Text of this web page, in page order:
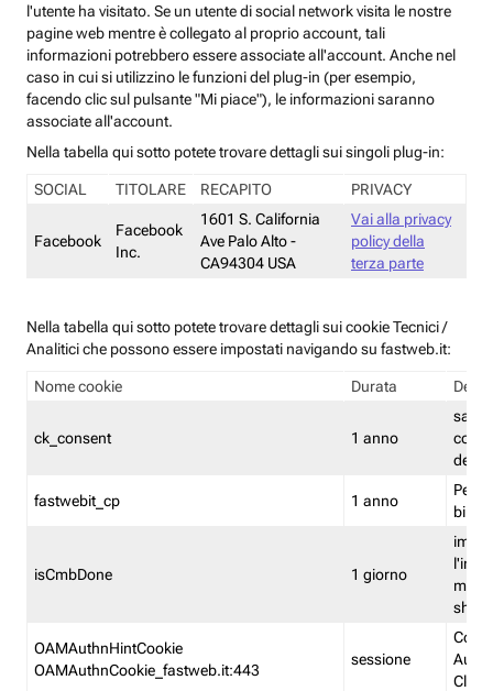
l'utente ha visitato. Se un utente di social network visita le nostre
pagine web mentre è collegato al proprio account, tali
informazioni potrebbero essere associate all'account. Anche nel
caso in cui si utilizzino le funzioni del plug-in (per esempio,
facendo clic sul pulsante "Mi piace"), le informazioni saranno
associate all'account.
Nella tabella qui sotto potete trovare dettagli sui singoli plug-in:
SOCIAL TITOLARE RECAPITO PRIVACY
Facebook
Facebook
Inc.
1601 S. California
Ave Palo Alto -
CA94304 USA
Vai alla privacy
policy della
terza parte
Nella tabella qui sotto potete trovare dettagli sui cookie Tecnici /
Analitici che possono essere impostati navigando su fastweb.it:
Nome cookie Durata
ck_consent 1 anno
salva
dei
fastwebit_cp 1 anno
isCmbDone 1 giorno
shp
OAMAuthnHintCookie
OAMAuthnCookie_fastweb.it:443
sessione